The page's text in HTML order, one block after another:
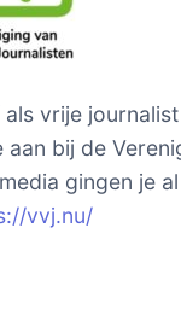
vrije
aan bij de
gingen je
vvj.nu/